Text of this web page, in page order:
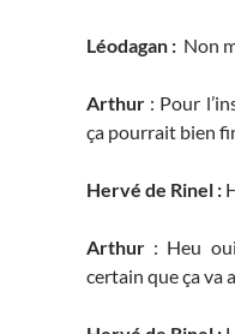
Léodagan : Non
Arthur : Pour
ça pourrait bien
Hervé de Rinel :
Arthur : Heu
certain que ça va